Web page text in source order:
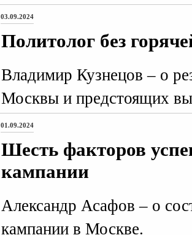
03.09.2024
Политолог без
Владимир Кузнецов – о
Москвы и предстоящих
01.09.2024
Шесть факторов
кампании
Александр Асафов – о
кампании в Москве.